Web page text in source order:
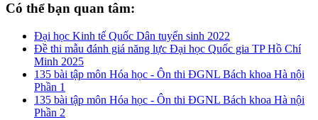
Có thể bạn quan tâm:
Đại học Kinh tế Quốc Dân tuyển sinh 2022
Đề thi mẫu đánh giá năng lực Đại học Quốc gia TP Hồ Chí
Minh 2025
135 bài tập môn Hóa học - Ôn thi ĐGNL Bách khoa Hà nội
Phần 1
135 bài tập môn Hóa học - Ôn thi ĐGNL Bách khoa Hà nội
Phần 2